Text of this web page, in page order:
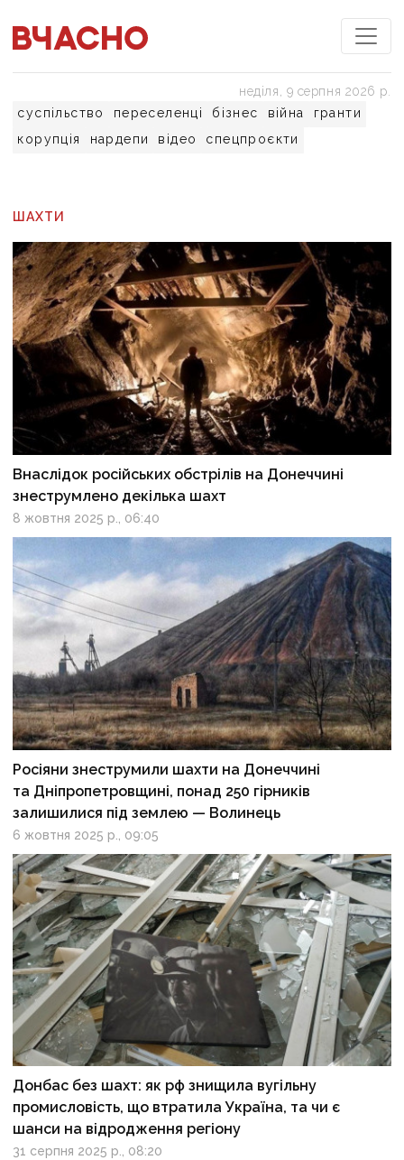
суспільство переселенці бізнес війна
гранти
корупція
нардепи відео спецпроєкти
неділя, 9 серпня 2026 р.
ШАХТИ
Внаслідок російських обстрілів на Донеччині
знеструмлено декілька шахт
8 жовтня 2025 р., 06:40
Росіяни знеструмили шахти на Донеччині
та Дніпропетровщині, понад 250 гірників
залишилися під землею — Волинець
6 жовтня 2025 р., 09:05
Донбас без шахт: як рф знищила вугільну
промисловість, що втратила Україна, та чи є
шанси на відродження регіону
31 серпня 2025 р., 08:20